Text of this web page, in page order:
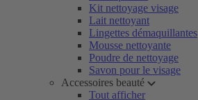
Kit nettoyage visage
Lait nettoyant
Lingettes démaquillantes
Mousse nettoyante
Poudre de nettoyage
Savon pour le visage
Accessoires beauté
Tout afficher